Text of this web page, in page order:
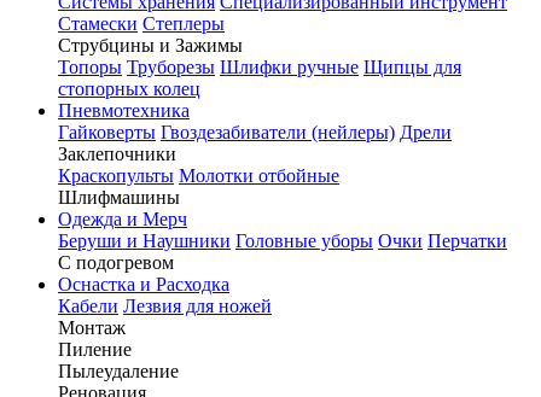
Стамески Степлеры
Струбцины и Зажимы
Топоры Труборезы Шлифки ручные Щипцы для
стопорных колец
Пневмотехника
Гайковерты Гвоздезабиватели (нейлеры) Дрели
Заклепочники
Краскопульты Молотки отбойные
Шлифмашины
Одежда и Мерч
Беруши и Наушники Головные уборы Очки Перчатки
С подогревом
Оснастка и Расходка
Кабели Лезвия для ножей
Монтаж
Пиление
Пылеудаление
Реновация